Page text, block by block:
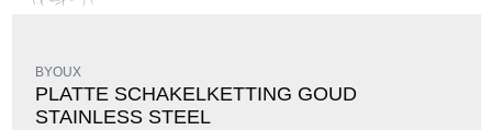
BYOUX
PLATTE SCHAKELKETTING GOUD
STAINLESS STEEL